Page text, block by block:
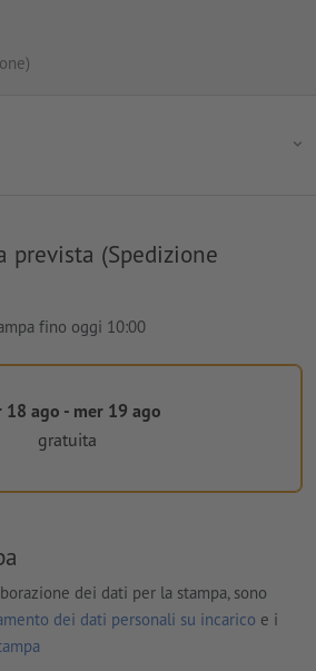
prevista (Spedizione
fino oggi 10:00
18 ago - mer 19 ago
gratuita
dei dati per la stampa, sono
dei dati personali su incarico e i